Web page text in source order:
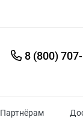
8 (800)
Партнёрам